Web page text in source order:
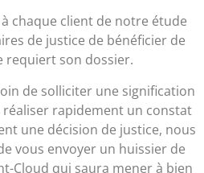
chaque client de notre étude
de justice de bénéficier de
requiert son dossier.
de solliciter une signification
réaliser rapidement un constat
une décision de justice, nous
vous envoyer un huissier de
Cloud qui saura mener à bien